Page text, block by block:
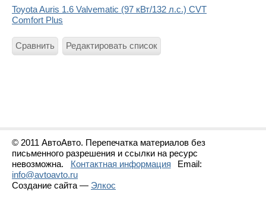
Toyota Auris 1.6 Valvematic (97 кВт/132 л.с.) CVT
Comfort Plus
Сравнить Редактировать список
© 2011 АвтоАвто. Перепечатка материалов без
письменного разрешения и ссылки на ресурс
невозможна.
Контактная информация
Email:
info@avtoavto.ru
Создание сайта — Элкос